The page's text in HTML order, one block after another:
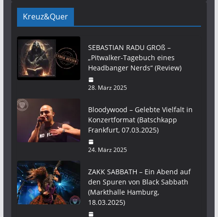
Kreuz&Quer
SEBASTIAN RADU GROß –
„Pitwalker-Tagebuch eines
Headbanger Nerds“ (Review)
28. März 2025
Bloodywood – Gelebte Vielfalt in
Konzertformat (Batschkapp
Frankfurt, 07.03.2025)
24. März 2025
ZAKK SABBATH – Ein Abend auf
den Spuren von Black Sabbath
(Markthalle Hamburg,
18.03.2025)